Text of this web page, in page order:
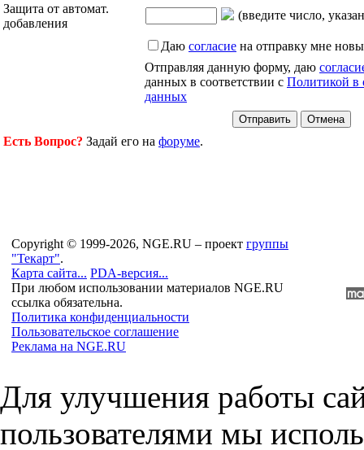
Защита от автомат.
добавления
(введите число,
Даю согласие на отправку мне
Отправляя данную форму, даю
данных в соответствии с Политикой в
данных
Есть Вопрос? Задай его на форуме.
Copyright © 1999-2026, NGE.RU – проект группы
"Текарт".
Карта сайта... PDA-версия...
При любом использовании материалов NGE.RU
ссылка обязательна.
Политика конфиденциальности
Пользовательское соглашение
Реклама на NGE.RU
Для улучшения работы
пользователями мы